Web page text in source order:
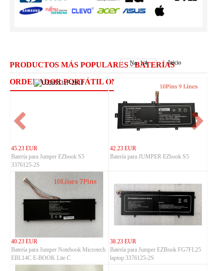
PRODUCTOS MÁS POPULARES - BATERÍAS
ORDENADOR PORTÁTIL ONN
No.1/4 Inicio
45.23 EUR
Batería para Jumper EZbook S5
3376125-2S
42.23 EUR
Batería para JUMPER EZbook S5
40.23 EUR
Batería para Jumper Notebook Microtech
EBL14C E-BOOK Lite C
38.23 EUR
Batería para Jumper EZBook FG7FL25
laptop 3376125-2S